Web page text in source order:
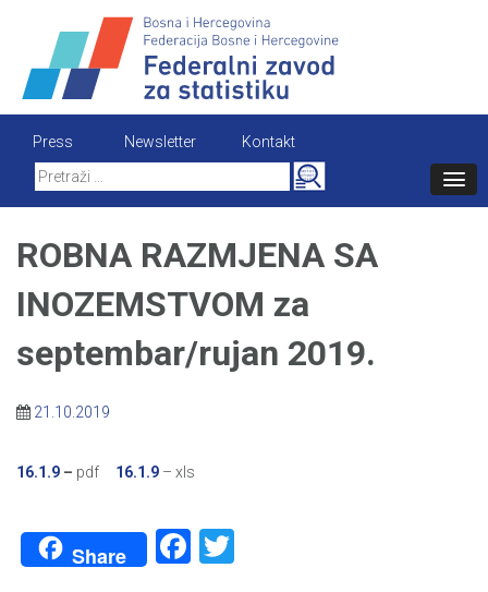
content
Press Newsletter
Kontakt
Search
for:
ROBNA RAZMJENA SA
INOZEMSTVOM za
septembar/rujan 2019.
21.10.2019
16.1.9 – pdf 16.1.9 – xls
Share Facebook